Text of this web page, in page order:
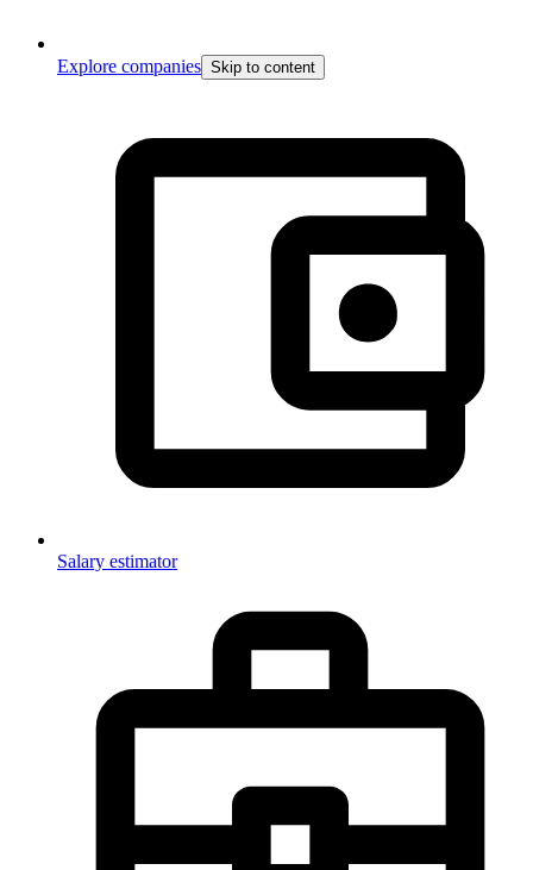
Explore companies Skip to content
Salary estimator